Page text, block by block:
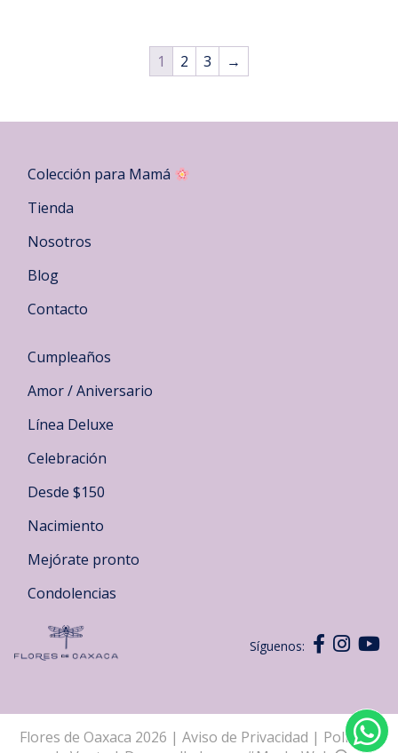
1 2 3 →
Colección para Mamá
Tienda
Nosotros
Blog
Contacto
Cumpleaños
Amor / Aniversario
Línea Deluxe
Celebración
Desde $150
Nacimiento
Mejórate pronto
Condolencias
Síguenos:
Flores de Oaxaca 2026 | Aviso de Privacidad | Políticas